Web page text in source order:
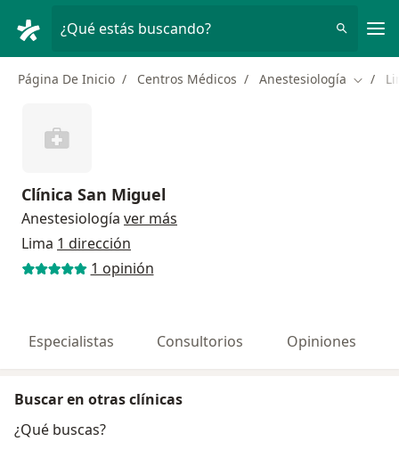
¿Qué estás buscando?
Página De Inicio Centros Médicos Anestesiología
Clínica San Miguel
Anestesiología ver más
Lima 1 dirección
1 opinión
Especialistas Consultorios Opiniones
Buscar en otras clínicas
¿Qué buscas?